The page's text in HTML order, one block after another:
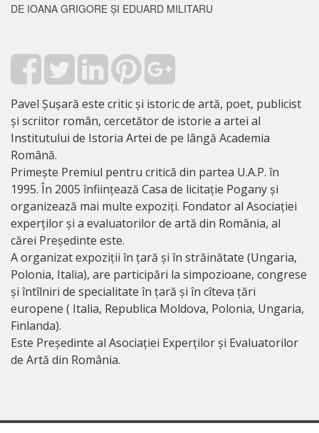
DE IOANA GRIGORE ȘI EDUARD MILITARU
Pavel Șușară este critic și istoric de artă, poet, publicist
și scriitor român, cercetător de istorie a artei al
Institutului de Istoria Artei de pe lângă Academia
Română.
Primește Premiul pentru critică din partea U.A.P. în
1995. În 2005 înființează Casa de licitație Pogany și
organizează mai multe expoziți. Fondator al Asociației
experților și a evaluatorilor de artă din România, al
cărei Președinte este.
A organizat expoziții în țară și în străinătate (Ungaria,
Polonia, Italia), are participări la simpozioane, congrese
și întîlniri de specialitate în țară și în cîteva țări
europene ( Italia, Republica Moldova, Polonia, Ungaria,
Finlanda).
Este Președinte al Asociației Experților și Evaluatorilor
de Artă din România.